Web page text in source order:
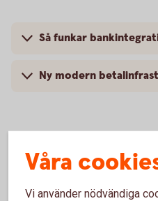
Så funkar
Ny modern
Våra
Vi använder nödvändiga